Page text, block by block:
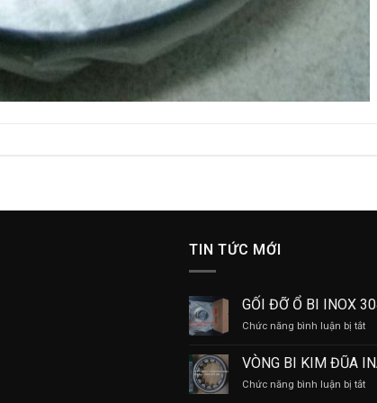
TIN TỨC MỚI
GỐI ĐỠ Ổ BI INOX
Chức năng bình luận bị tắtở
ĐỠ
Ổ
BI
VÒNG BI KIM ĐŨA
Chức năng bình luận bị tắtở